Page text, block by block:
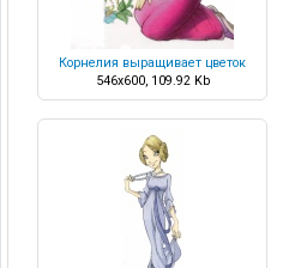
Корнелия выращивает цветок
546x600, 109.92 Kb